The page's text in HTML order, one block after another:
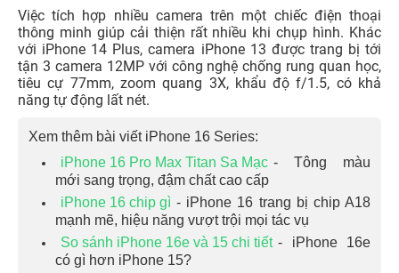
Việc tích hợp nhiều camera trên một chiếc điện thoại
thông minh giúp cải thiện rất nhiều khi chụp hình. Khác
với iPhone 14 Plus, camera iPhone 13 được trang bị tới
tận 3 camera 12MP với công nghệ chống rung quan học,
tiêu cự 77mm, zoom quang 3X, khẩu độ f/1.5, có khả
năng tự động lất nét.
Xem thêm bài viết iPhone 16 Series:
iPhone 16 Pro Max Titan Sa Mạc - Tông màu
mới sang trọng, đậm chất cao cấp
iPhone 16 chip gì - iPhone 16 trang bị chip A18
mạnh mẽ, hiệu năng vượt trội mọi tác vụ
So sánh iPhone 16e và 15 chi tiết - iPhone 16e
có gì hơn iPhone 15?